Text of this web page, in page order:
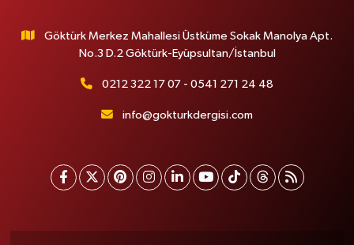
Göktürk Merkez Mahallesi Üstküme Sokak Manolya Apt.
No.3 D.2 Göktürk-Eyüpsultan/İstanbul
0212 322 17 07 - 0541 271 24 48
info@gokturkdergisi.com